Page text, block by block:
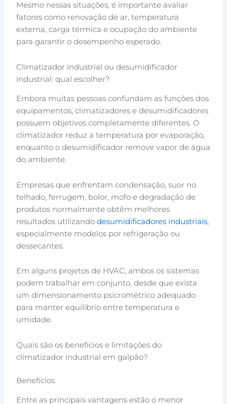
Mesmo nessas situações, é importante avaliar
fatores como renovação de ar, temperatura
externa, carga térmica e ocupação do ambiente
para garantir o desempenho esperado.
Climatizador industrial ou desumidificador
industrial: qual escolher?
Embora muitas pessoas confundam as funções dos
equipamentos, climatizadores e desumidificadores
possuem objetivos completamente diferentes. O
climatizador reduz a temperatura por evaporação,
enquanto o desumidificador remove vapor de água
do ambiente.
Empresas que enfrentam condensação, suor no
telhado, ferrugem, bolor, mofo e degradação de
produtos normalmente obtêm melhores
resultados utilizandodesumidificadores industriais,
especialmente modelos por refrigeração ou
dessecantes.
Em alguns projetos de HVAC, ambos os sistemas
podem trabalhar em conjunto, desde que exista
um dimensionamento psicrométrico adequado
para manter equilíbrio entre temperatura e
umidade.
Quais são os benefícios e limitações do
climatizador industrial em galpão?
Benefícios
Entre as principais vantagens estão o menor